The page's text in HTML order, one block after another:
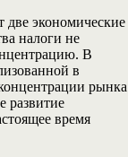
две экономические
налоги не
В
в
рынка
развитие
время